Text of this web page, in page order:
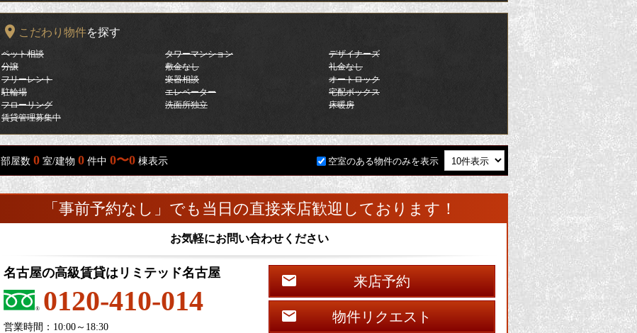
こだわり物件を探す
ペット相談 タワーマンション
デザイナーズ
分譲
敷金なし
礼金なし
フリーレント
楽器相談
オートロック
駐輪場
エレベーター
宅配ボックス
フローリング
洗面所独立
床暖房
賃貸管理募集中
部屋数 0 室/建物 0 件中 0〜0 棟表示 空室のある物件のみを表示
「事前予約なし」でも当日の直接来店歓迎しております！
お気軽にお問い合わせください
名古屋の高級賃貸はリミテッド名古屋
0120-410-014
営業時間：10:00～18:30
来店予約
物件リクエスト